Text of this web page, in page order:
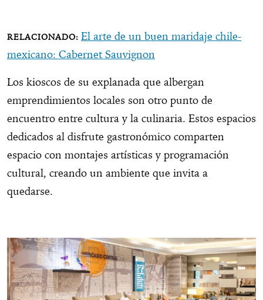
El arte de un buen maridaje chile-
mexicano: Cabernet Sauvignon
Los kioscos de su explanada que albergan
emprendimientos locales son otro punto de
encuentro entre cultura y la culinaria. Estos espacios
dedicados al disfrute gastronómico comparten
espacio con montajes artísticas y programación
cultural, creando un ambiente que invita a
quedarse.